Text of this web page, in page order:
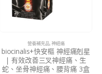
營養補充品,神經痛
biocinalis+快安樞 神經痛剋星
| 有效改善三叉神經痛、生
蛇、坐骨神經痛、腰背痛 3盒